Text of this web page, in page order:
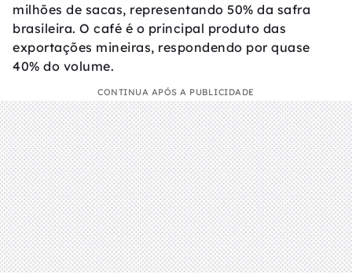
milhões de sacas, representando 50% da safra
brasileira. O café é o principal produto das
exportações mineiras, respondendo por quase
40% do volume.
CONTINUA APÓS A PUBLICIDADE